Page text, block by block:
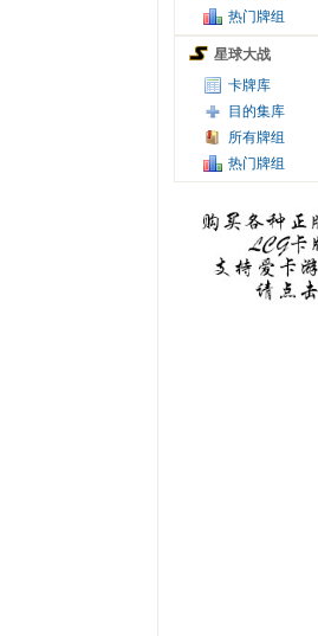
热门牌组
星球大战
卡牌库
目的集库
所有牌组
热门牌组